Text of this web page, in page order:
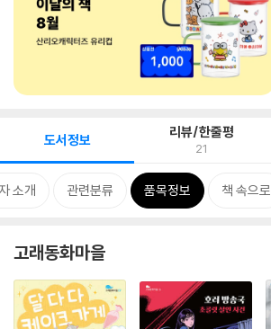
도서정보 리뷰/한줄평
21
소개 관련분류 품목정보 책 속으로
고래동화마을